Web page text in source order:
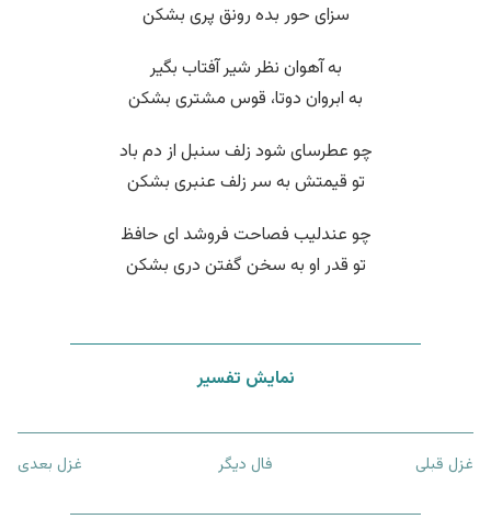
سزای حور بده رونق پری بشکن
به آهوان نظر شیر آفتاب بگیر
به ابروان دوتا، قوس مشتری بشکن
چو عطرسای شود زلف سنبل از دم باد
تو قیمتش به سر زلف عنبری بشکن
چو عندلیب فصاحت فروشد ای حافظ
تو قدر او به سخن گفتن دری بشکن
نمایش تفسیر
غزل قبلی فال دیگر غزل بعدی